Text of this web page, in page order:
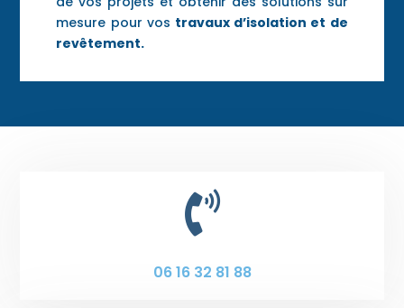
mesure pour vos travaux d’isolation et de
revêtement.

06 16 32 81 88